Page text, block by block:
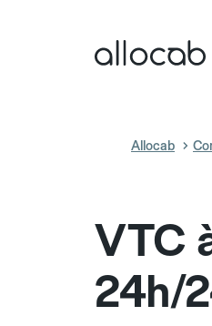
Allocab
VTC
24h/